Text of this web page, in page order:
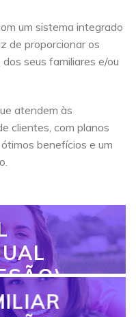
um sistema integrado
de proporcionar os
seus familiares e/ou
atendem às
clientes, com planos
benefícios e um